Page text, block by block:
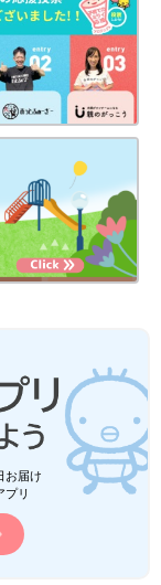
お届け
リ